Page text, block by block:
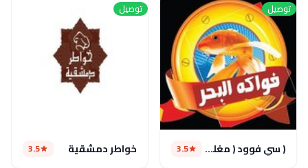
توصيل
( سي فوود ( مغلق مؤقتا 3.5
توصيل
خواطر دمشقية 3.5